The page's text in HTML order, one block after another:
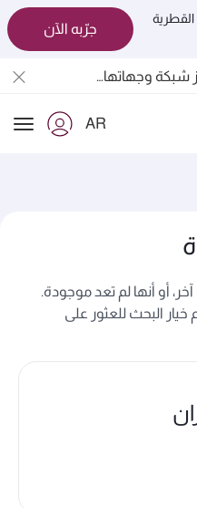
جرّبه الآن
الخطوط الجوية القطرية تعزز شبكة وجهاتها العالمية لتشمل ما يزيد عن 160 وجهة
18 يونيو 2026: تحديثات خاصة باصطحاب الشواحن المحمولة أثناء السفر
AR
أو أنها لم تعد موجودة.
البحث للعثور على